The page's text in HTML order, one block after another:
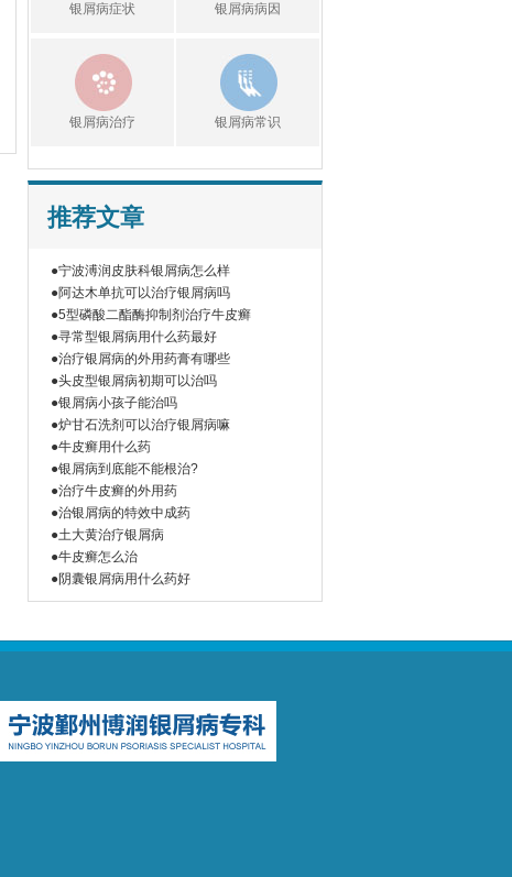
银屑病症状 银屑病病因
银屑病治疗 银屑病常识
推荐文章
●宁波溥润皮肤科银屑病怎么样
●阿达木单抗可以治疗银屑病吗
●5型磷酸二酯酶抑制剂治疗牛皮癣
●寻常型银屑病用什么药最好
●治疗银屑病的外用药膏有哪些
●头皮型银屑病初期可以治吗
●银屑病小孩子能治吗
●炉甘石洗剂可以治疗银屑病嘛
●牛皮癣用什么药
●银屑病到底能不能根治?
●治疗牛皮癣的外用药
●治银屑病的特效中成药
●土大黄治疗银屑病
●牛皮癣怎么治
●阴囊银屑病用什么药好